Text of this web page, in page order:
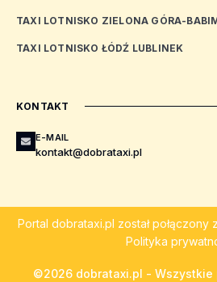
TAXI LOTNISKO ZIELONA GÓRA-
TAXI LOTNISKO ŁÓDŹ LUBLINEK
KONTAKT
E-MAIL
kontakt@dobrataxi.pl
Portal dobrataxi.pl został połączony
Polityka
©2026 dobrataxi.pl - Wszystkie